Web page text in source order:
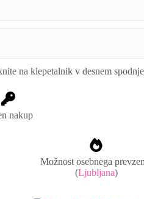
dolžina:70cm). Mere lahko
na klepetalnik v desnem
nakup
Možnost osebnega
(Ljubljana)